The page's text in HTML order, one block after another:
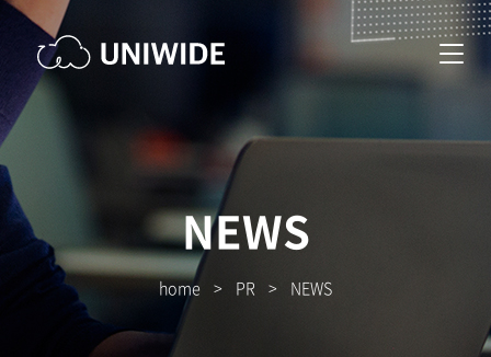
NEWS
home > PR > NEWS